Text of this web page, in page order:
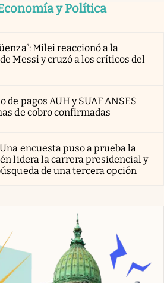
y Política
Milei reaccionó a la
Messi y cruzó a los críticos del
de pagos AUH y SUAF ANSES
de cobro confirmadas
Una encuesta puso a prueba la
lidera la carrera presidencial y
de una tercera opción